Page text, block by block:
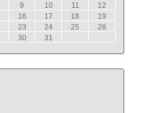
9 10 11
12
16 17 18
19
23 24 25
26
30 31